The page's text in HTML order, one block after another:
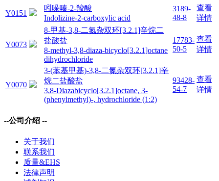
Y0151
吲哚嗪-2-羧酸
Indolizine-2-carboxylic acid
3189-
48-8
查看
详情
Y0073
8-甲基-3,8-二氮杂双环[3.2.1]辛烷二
盐酸盐
8-methyl-3,8-diaza-bicyclo[3.2.1]octane
dihydrochloride
17783-
50-5
查看
详情
Y0070
3-(苯基甲基)-3,8-二氮杂双环[3.2.1]辛
烷二盐酸盐
3,​8-​Diazabicyclo[3.2.1]​octane, 3-​
(phenylmethyl)​-​, hydrochloride (1:2)
93428-
54-7
查看
详情
--公司介绍 --
关于我们
联系我们
质量&EHS
法律声明